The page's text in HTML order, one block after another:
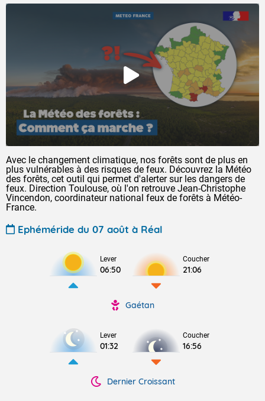
Avec le changement climatique, nos forêts sont de plus en
plus vulnérables à des risques de feux. Découvrez la Météo
des forêts, cet outil qui permet d'alerter sur les dangers de
feux. Direction Toulouse, où l'on retrouve Jean-Christophe
Vincendon, coordinateur national feux de forêts à Météo-
France.
Ephéméride du 07 août à Réal
Lever
06:50
Coucher
21:06
Gaétan
Lever
01:32
Coucher
16:56
Dernier Croissant